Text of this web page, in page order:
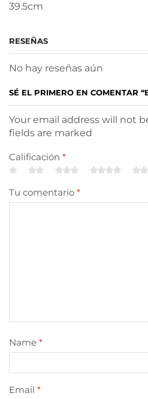
39.5cm
RESEÑAS
No hay reseñas aún
SÉ EL PRIMERO EN COMENTAR
Your email address will not
fields are marked
Calificación *
Tu comentario *
Name *
Email *